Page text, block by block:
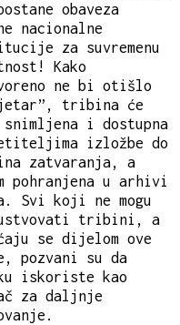
obaveza
nacionalne
za suvremenu
Kako
ne bi otišlo
tribina će
i dostupna
izložbe do
zatvaranja, a
pohranjena u arhivi
a. Svi koji ne mogu
tribini, a
se dijelom ove
pozvani su da
iskoriste kao
za daljnje